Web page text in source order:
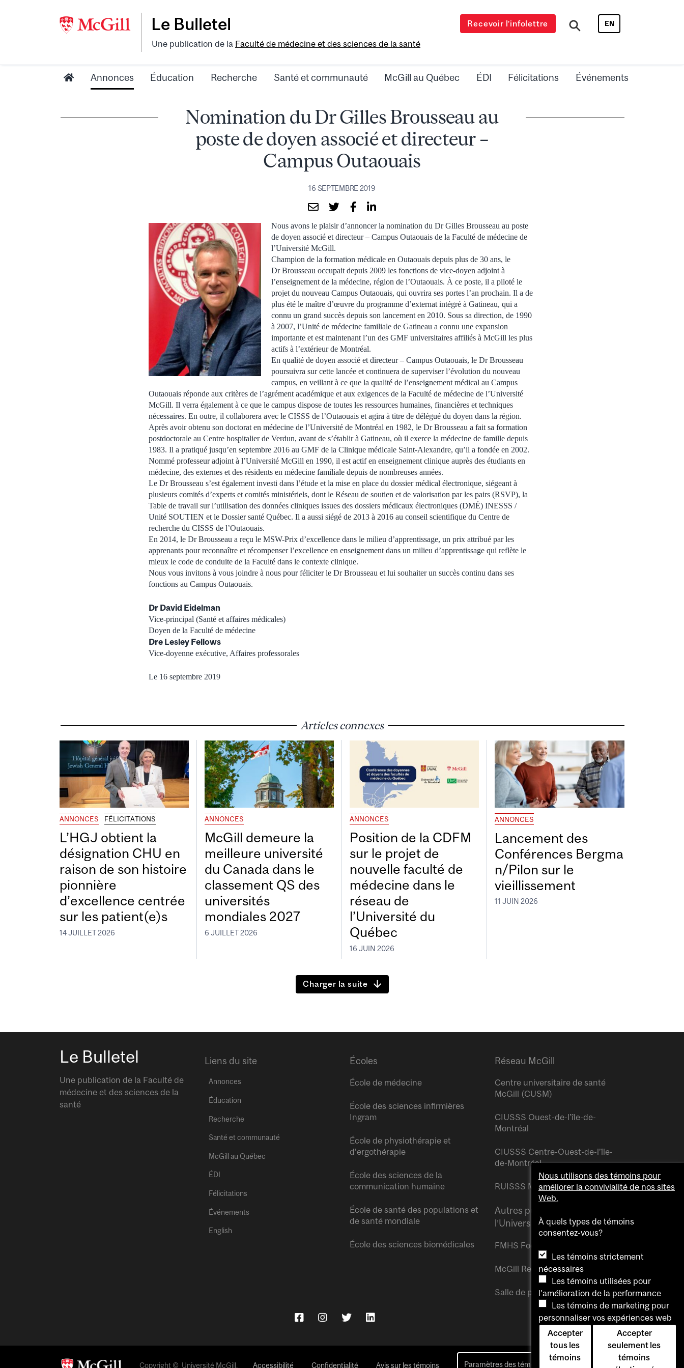
Le Bulletel
Une publication de la Faculté de médecine et des sciences de la santé
Recevoir l’infolettre EN
Annonces Éducation Recherche Santé et communauté McGill au Québec ÉDI Félicitations Événements
Nomination du Dr Gilles Brousseau au
poste de doyen associé et directeur –
Campus Outaouais
16 SEPTEMBRE 2019
Nous avons le plaisir d’annoncer la nomination du Dr Gilles Brousseau au poste
de doyen associé et directeur – Campus Outaouais de la Faculté de médecine de
l’Université McGill.
Champion de la formation médicale en Outaouais depuis plus de 30 ans, le
Dr Brousseau occupait depuis 2009 les fonctions de vice-doyen adjoint à
l’enseignement de la médecine, région de l’Outaouais. À ce poste, il a piloté le
projet du nouveau Campus Outaouais, qui ouvrira ses portes l’an prochain. Il a de
plus été le maître d’œuvre du programme d’externat intégré à Gatineau, qui a
connu un grand succès depuis son lancement en 2010. Sous sa direction, de 1990
à 2007, l’Unité de médecine familiale de Gatineau a connu une expansion
importante et est maintenant l’un des GMF universitaires affiliés à McGill les plus
actifs à l’extérieur de Montréal.
En qualité de doyen associé et directeur – Campus Outaouais, le Dr Brousseau
poursuivra sur cette lancée et continuera de superviser l’évolution du nouveau
campus, en veillant à ce que la qualité de l’enseignement médical au Campus
Outaouais réponde aux critères de l’agrément académique et aux exigences de la Faculté de médecine de l’Université
McGill. Il verra également à ce que le campus dispose de toutes les ressources humaines, financières et techniques
nécessaires. En outre, il collaborera avec le CISSS de l’Outaouais et agira à titre de délégué du doyen dans la région.
Après avoir obtenu son doctorat en médecine de l’Université de Montréal en 1982, le Dr Brousseau a fait sa formation
postdoctorale au Centre hospitalier de Verdun, avant de s’établir à Gatineau, où il exerce la médecine de famille depuis
1983. Il a pratiqué jusqu’en septembre 2016 au GMF de la Clinique médicale Saint-Alexandre, qu’il a fondée en 2002.
Nommé professeur adjoint à l’Université McGill en 1990, il est actif en enseignement clinique auprès des étudiants en
médecine, des externes et des résidents en médecine familiale depuis de nombreuses années.
Le Dr Brousseau s’est également investi dans l’étude et la mise en place du dossier médical électronique, siégeant à
plusieurs comités d’experts et comités ministériels, dont le Réseau de soutien et de valorisation par les pairs (RSVP), la
Table de travail sur l’utilisation des données cliniques issues des dossiers médicaux électroniques (DMÉ) INESSS /
Unité SOUTIEN et le Dossier santé Québec. Il a aussi siégé de 2013 à 2016 au conseil scientifique du Centre de
recherche du CISSS de l’Outaouais.
En 2014, le Dr Brousseau a reçu le MSW-Prix d’excellence dans le milieu d’apprentissage, un prix attribué par les
apprenants pour reconnaître et récompenser l’excellence en enseignement dans un milieu d’apprentissage qui reflète le
mieux le code de conduite de la Faculté dans le contexte clinique.
Nous vous invitons à vous joindre à nous pour féliciter le Dr Brousseau et lui souhaiter un succès continu dans ses
fonctions au Campus Outaouais.
Dr David Eidelman
Vice-principal (Santé et affaires médicales)
Doyen de la Faculté de médecine
Dre Lesley Fellows
Vice-doyenne exécutive, Affaires professorales
Le 16 septembre 2019
Articles connexes
ANNONCES FÉLICITATIONS
L’HGJ obtient la
désignation CHU en
raison de son histoire
pionnière
d’excellence centrée
sur les patient(e)s
14 JUILLET 2026
ANNONCES
McGill demeure la
meilleure université
du Canada dans le
classement QS des
universités
mondiales 2027
6 JUILLET 2026
ANNONCES
Position de la CDFM
sur le projet de
nouvelle faculté de
médecine dans le
réseau de
l’Université du
Québec
16 JUIN 2026
ANNONCES
Lancement des
Conférences Bergma
n/Pilon sur le
vieillissement
11 JUIN 2026
Charger la suite
Le Bulletel
Une publication de la Faculté de
médecine et des sciences de la
santé
Liens du site
Annonces
Éducation
Recherche
Santé et communauté
McGill au Québec
ÉDI
Félicitations
Événements
English
Écoles
École de médecine
École des sciences infirmières
Ingram
École de physiothérapie et
d’ergothérapie
École des sciences de la
communication humaine
École de santé des populations et
de santé mondiale
École des sciences biomédicales
Réseau McGill
Centre universitaire de santé
McGill (CUSM)
CIUSSS Ouest-de-l’île-de-
Montréal
CIUSSS Centre-Ouest-de-l’île-
de-Montréal
RUISSS McGill
Autres publications de
l’Université McGill
FMHS Focus
McGill Reporter
Salle de presse McGill
Copyright © Université McGill. Accessibilité Confidentialité Avis sur les témoins Paramètres des témoins Pour nous joindre
Nous utilisons des témoins pour
améliorer la convivialité de nos sites
Web.
À quels types de témoins
consentez-vous?
Les témoins strictement
nécessaires
Les témoins utilisées pour
l'amélioration de la performance
Les témoins de marketing pour
personnaliser vos expériences web
Accepter
tous les
témoins
Accepter
seulement les
témoins